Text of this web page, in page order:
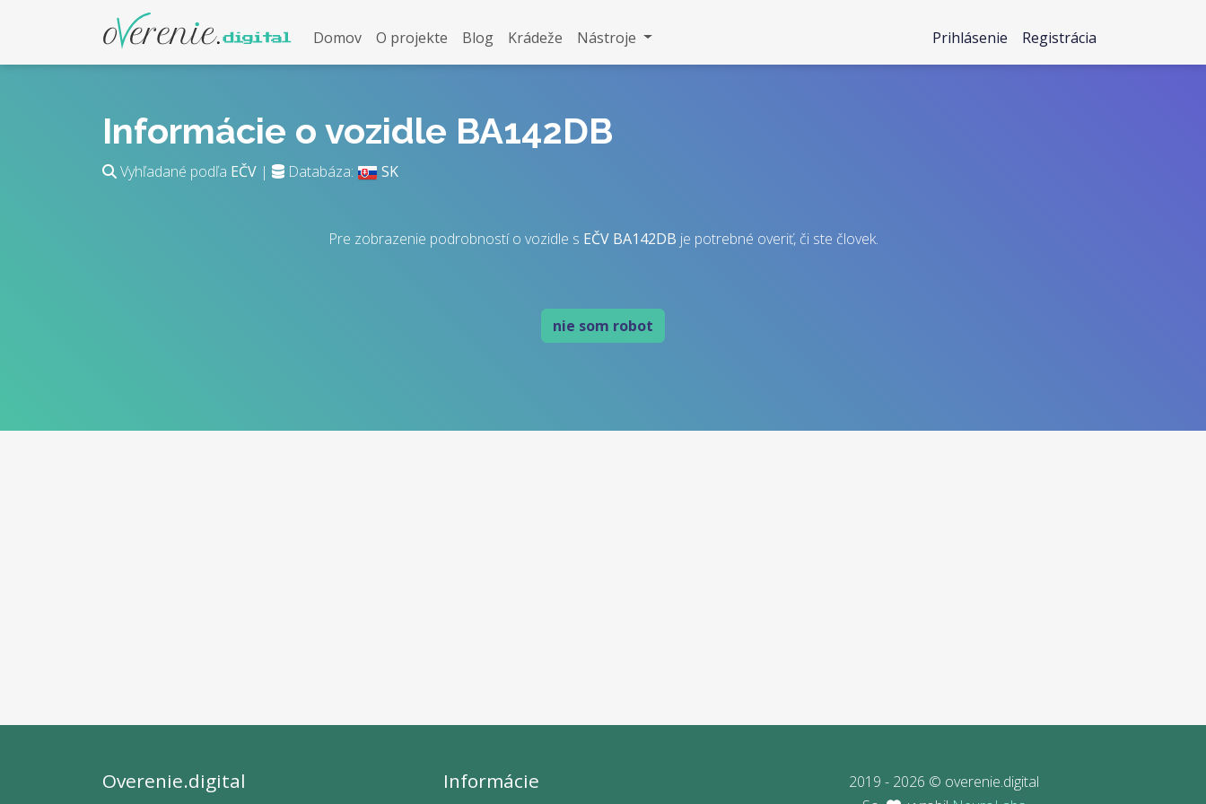
Domov O projekte Blog Krádeže Nástroje Prihlásenie Registrácia
Informácie o vozidle BA142DB
Vyhľadané podľa EČV | Databáza: SK
Pre zobrazenie podrobností o vozidle s EČV BA142DB je potrebné overiť, či ste človek.
nie som robot
Overenie.digital Informácie
2019 - 2026 © overenie.digital